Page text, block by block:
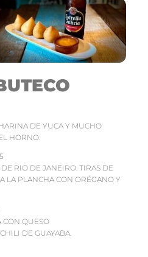
DE YUCA Y MUCHO
HORNO.
RIO DE JANEIRO. TIRAS DE
LA PLANCHA CON ORÉGANO Y
CON QUESO
DE GUAYABA.